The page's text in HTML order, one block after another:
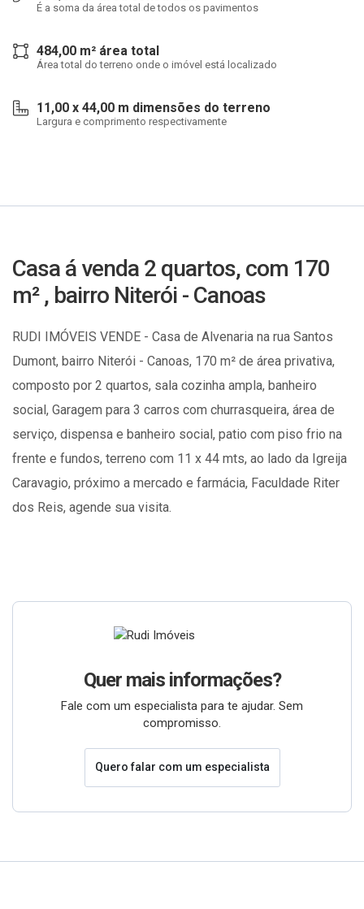
É a soma da área total de todos os pavimentos
484,00 m² área total
Área total do terreno onde o imóvel está localizado
11,00 x 44,00 m dimensões do terreno
Largura e comprimento respectivamente
Casa á venda 2 quartos, com 170
m² , bairro Niterói - Canoas
RUDI IMÓVEIS VENDE - Casa de Alvenaria na rua Santos
Dumont, bairro Niterói - Canoas, 170 m² de área privativa,
composto por 2 quartos, sala cozinha ampla, banheiro
social, Garagem para 3 carros com churrasqueira, área de
serviço, dispensa e banheiro social, patio com piso frio na
frente e fundos, terreno com 11 x 44 mts, ao lado da Igreija
Caravagio, próximo a mercado e farmácia, Faculdade Riter
dos Reis, agende sua visita.
Quer mais informações?
Fale com um especialista para te ajudar. Sem
compromisso.
Quero falar com um especialista